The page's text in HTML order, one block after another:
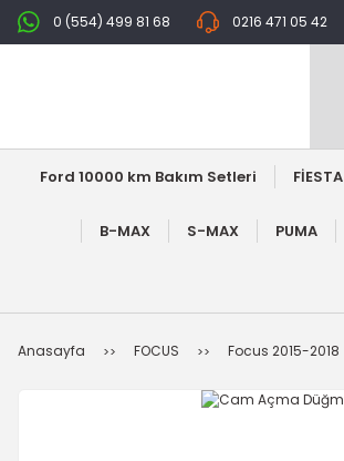
0 (554) 499 81 68 0216 471 05 42
Ford 10000 km Bakım Setleri FİESTA
B-MAX S-MAX PUMA
Anasayfa FOCUS Focus 2015-2018